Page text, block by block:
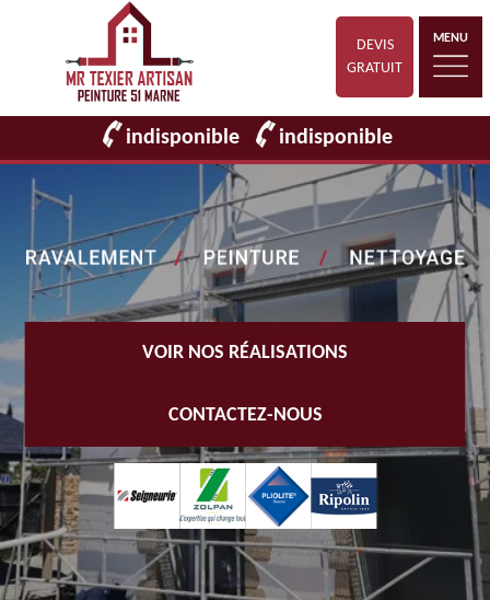
DEVIS
GRATUIT
MENU
indisponible indisponible
VOIR NOS RÉALISATIONS
CONTACTEZ-NOUS